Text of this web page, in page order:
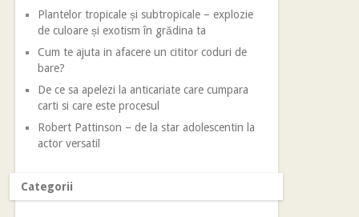
Plantelor tropicale și subtropicale – explozie
de culoare și exotism în grădina ta
Cum te ajuta in afacere un cititor coduri de
bare?
De ce sa apelezi la anticariate care cumpara
carti si care este procesul
Robert Pattinson – de la star adolescentin la
actor versatil
Categorii